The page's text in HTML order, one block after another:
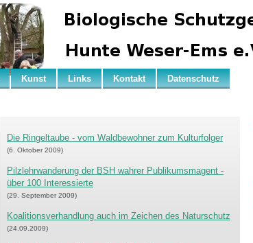
Kunst Links Kontakt Datenschutz
Die Ringeltaube - vom Waldbewohner zum Kulturfolger
(6. Oktober 2009)
Pilzlehrwanderung der BSH wahrer Publikumsmagent -
über 100 Interessierte
(29. September 2009)
Koalitionsverhandlung auch im Zeichen des Naturschutz
(24.09.2009)